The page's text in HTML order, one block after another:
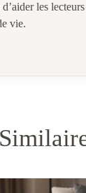
les
vie.